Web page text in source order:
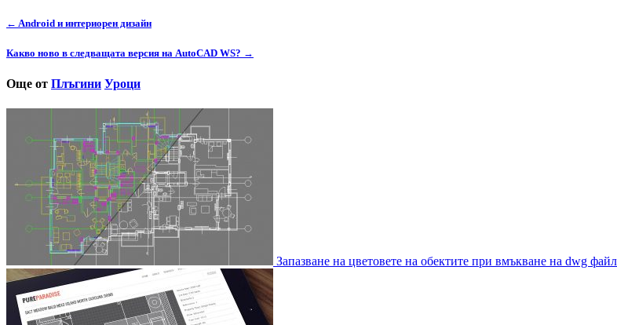
← Android и интериорен дизайн
Какво ново в следващата версия на AutoCAD WS? →
Още от Плъгини Уроци
Запазване на цветовете на обектите при вмъкване на dwg